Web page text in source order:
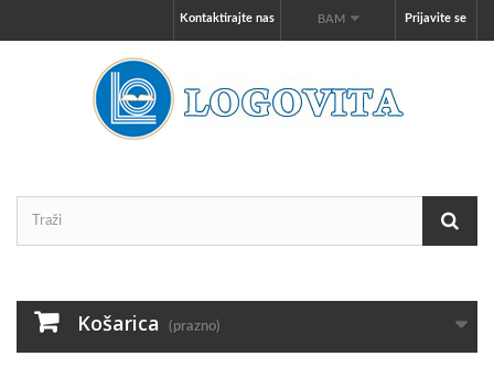
Prijavite se
BAM
Kontaktirajte nas
Košarica (prazno)